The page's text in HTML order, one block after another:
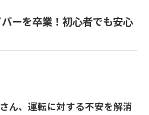
ーを卒業！初心者でも安心
ん、運転に対する不安を解消